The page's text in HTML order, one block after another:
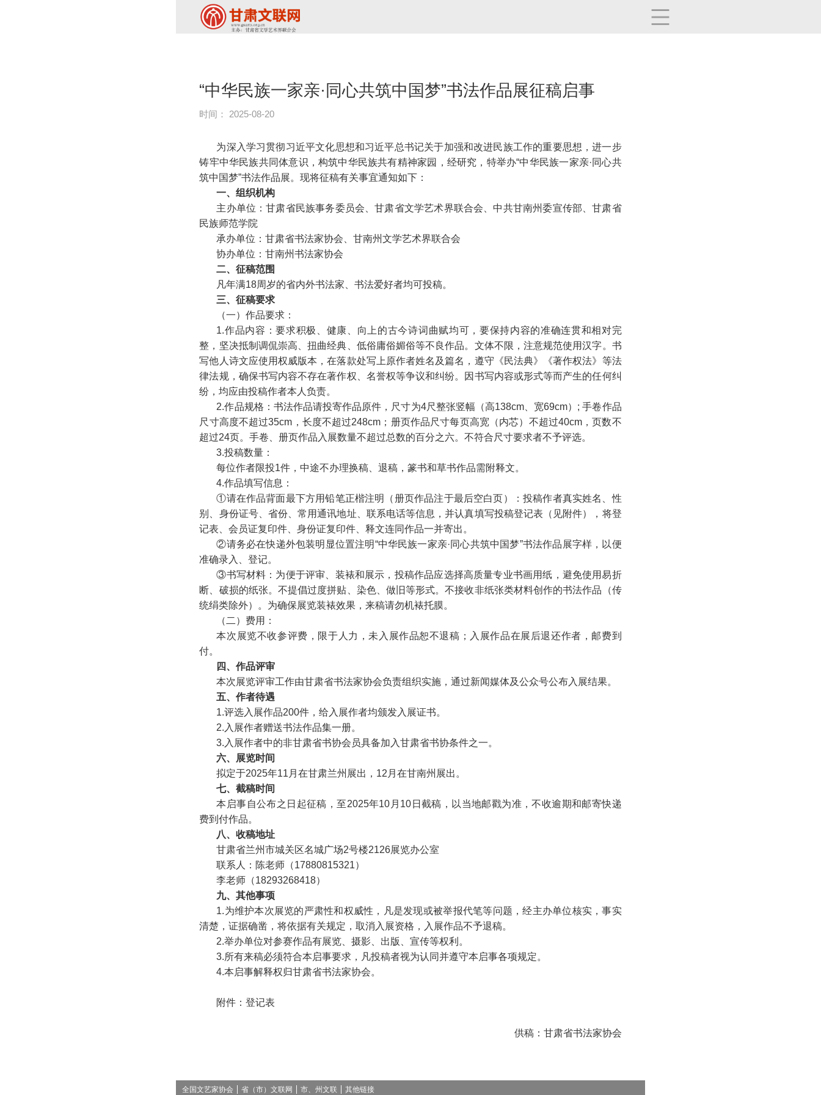
“中华民族一家亲·同心共筑中国梦”书法作品展征稿启事
时间： 2025-08-20
为深入学习贯彻习近平文化思想和习近平总书记关于加强和改进民族工作的重要思想，进一步
铸牢中华民族共同体意识，构筑中华民族共有精神家园，经研究，特举办“中华民族一家亲·同心共
筑中国梦”书法作品展。现将征稿有关事宜通知如下：
一、组织机构
主办单位：甘肃省民族事务委员会、甘肃省文学艺术界联合会、 中共甘南州委宣传部、甘肃省
民族师范学院
承办单位：甘肃省书法家协会、甘南州文学艺术界联合会
协办单位：甘南州书法家协会
二、征稿范围
凡年满18周岁的省内外书法家、书法爱好者均可投稿。
三、征稿要求
（一）作品要求：
1.作品内容：要求积极、健康、向上的古今诗词曲赋均可，要保持内容的准确连贯和相对完
整，坚决抵制调侃崇高、扭曲经典、低俗庸俗媚俗等不良作品。文体不限，注意规范使用汉字。书
写他人诗文应使用权威版本，在落款处写上原作者姓名及篇名，遵守《民法典》《著作权法》等法
律法规，确保书写内容不存在著作权、名誉权等争议和纠纷。因书写内容或形式等而产生的任何纠
纷，均应由投稿作者本人负责。
2.作品规格：书法作品请投寄作品原件，尺寸为4尺整张竖幅（高138cm、宽69cm）; 手卷作品
尺寸高度不超过35cm，长度不超过248cm；册页作品尺寸每页高宽（内芯）不超过40cm，页数不
超过24页。手卷、册页作品入展数量不超过总数的百分之六。不符合尺寸要求者不予评选。
3.投稿数量：
每位作者限投1件，中途不办理换稿、退稿，篆书和草书作品需附释文。
4.作品填写信息：
①请在作品背面最下方用铅笔正楷注明（册页作品注于最后空白页）：投稿作者真实姓名、性
别、身份证号、省份、常用通讯地址、联系电话等信息，并认真填写投稿登记表（见附件），将登
记表、会员证复印件、身份证复印件、释文连同作品一并寄出。
②请务必在快递外包装明显位置注明“中华民族一家亲·同心共筑中国梦”书法作品展字样，以便
准确录入、登记。
③书写材料：为便于评审、装裱和展示，投稿作品应选择高质量专业书画用纸，避免使用易折
断、破损的纸张。不提倡过度拼贴、染色、做旧等形式。不接收非纸张类材料创作的书法作品（传
统绢类除外）。为确保展览装裱效果，来稿请勿机裱托膜。
（二）费用：
本次展览不收参评费，限于人力，未入展作品恕不退稿；入展作品在展后退还作者，邮费到
付。
四、作品评审
本次展览评审工作由甘肃省书法家协会负责组织实施，通过新闻媒体及公众号公布入展结果。
五、作者待遇
1.评选入展作品200件，给入展作者均颁发入展证书。
2.入展作者赠送书法作品集一册。
3.入展作者中的非甘肃省书协会员具备加入甘肃省书协条件之一。
六、展览时间
拟定于2025年11月在甘肃兰州展出，12月在甘南州展出。
七、截稿时间
本启事自公布之日起征稿，至2025年10月10日截稿，以当地邮戳为准，不收逾期和邮寄快递
费到付作品。
八、收稿地址
甘肃省兰州市城关区名城广场2号楼2126展览办公室
联系人：陈老师（17880815321）
李老师（18293268418）
九、其他事项
1.为维护本次展览的严肃性和权威性，凡是发现或被举报代笔等问题，经主办单位核实，事实
清楚，证据确凿，将依据有关规定，取消入展资格，入展作品不予退稿。
2.举办单位对参赛作品有展览、摄影、出版、宣传等权利。
3.所有来稿必须符合本启事要求，凡投稿者视为认同并遵守本启事各项规定。
4.本启事解释权归甘肃省书法家协会。
附件：登记表
供稿：甘肃省书法家协会
全国文艺家协会 省（市）文联网 市、州文联 其他链接